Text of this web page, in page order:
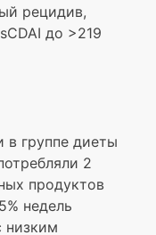
рецидив,
до >219
в группе диеты
2
продуктов
недель
низким